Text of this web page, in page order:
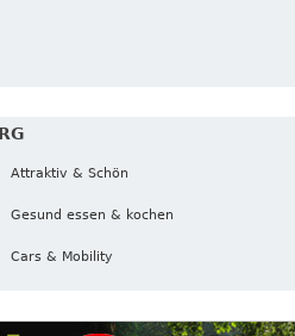
Attraktiv & Schön
Gesund essen & kochen
Cars & Mobility